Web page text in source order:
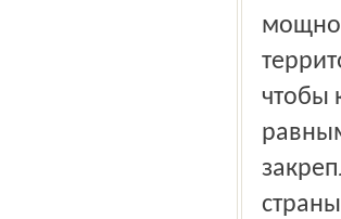
чтобы